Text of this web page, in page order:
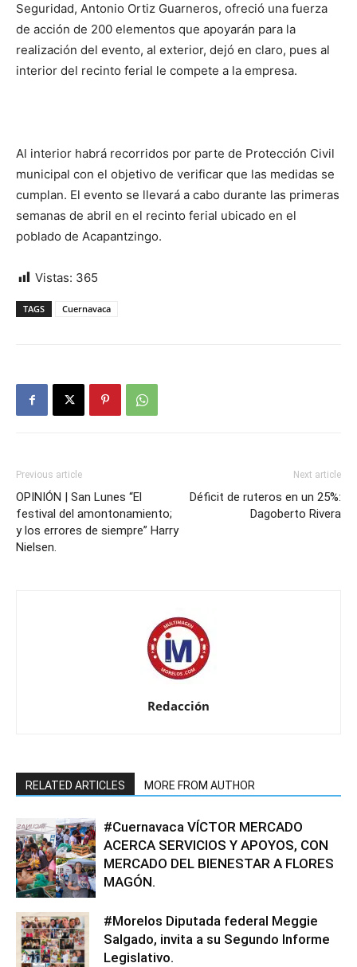
Seguridad, Antonio Ortiz Guarneros, ofreció una fuerza
de acción de 200 elementos que apoyarán para la
realización del evento, al exterior, dejó en claro, pues al
interior del recinto ferial le compete a la empresa.
Al interior habrá recorridos por parte de Protección Civil
municipal con el objetivo de verificar que las medidas se
cumplan. El evento se llevará a cabo durante las primeras
semanas de abril en el recinto ferial ubicado en el
poblado de Acapantzingo.
Vistas: 365
TAGS Cuernavaca
Previous article
OPINIÓN | San Lunes “El
festival del amontonamiento;
y los errores de siempre” Harry
Nielsen.
Next article
Déficit de ruteros en un 25%:
Dagoberto Rivera
Redacción
RELATED ARTICLES MORE FROM AUTHOR
#Cuernavaca VÍCTOR MERCADO
ACERCA SERVICIOS Y APOYOS, CON
MERCADO DEL BIENESTAR A FLORES
MAGÓN.
#Morelos Diputada federal Meggie
Salgado, invita a su Segundo Informe
Legislativo.